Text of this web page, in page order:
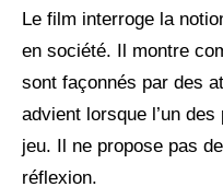
Le film interroge la
en société. Il montre
sont façonnés par des
advient lorsque l’un
jeu. Il ne propose pas
réflexion.